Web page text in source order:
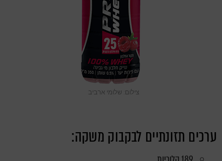
צילום: שלומי ארביב
ערכים תזונתיים לבקבוק משקה: